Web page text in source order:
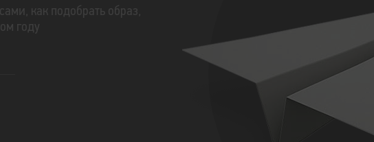
как подобрать образ,
году